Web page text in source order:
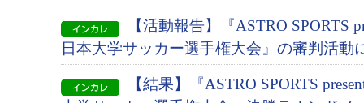
【活動報告】『ASTRO SPORTS
日本大学サッカー選手権大会』の審判活動
【結果】『ASTRO SPORTS